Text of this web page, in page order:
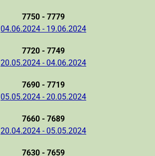
7750 - 7779
04.06.2024 - 19.06.2024
7720 - 7749
20.05.2024 - 04.06.2024
7690 - 7719
05.05.2024 - 20.05.2024
7660 - 7689
20.04.2024 - 05.05.2024
7630 - 7659